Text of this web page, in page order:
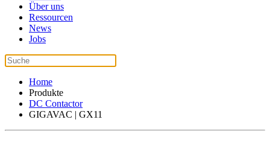
Über uns
Ressourcen
News
Jobs
Home
Produkte
DC Contactor
GIGAVAC | GX11